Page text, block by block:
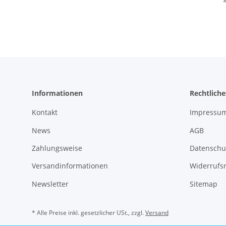
Informationen
Kontakt
News
Zahlungsweise
Versandinformationen
Newsletter
AGB
Sitemap
* Alle Preise inkl. gesetzlicher USt., zzgl.Versand